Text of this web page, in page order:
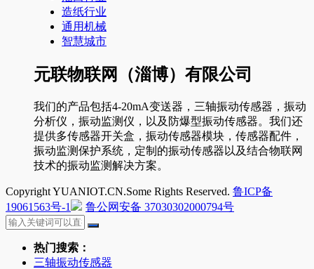
造纸行业
通用机械
智慧城市
元联物联网（淄博）有限公司
我们的产品包括4-20mA变送器，三轴振动传感器，振动
分析仪，振动监测仪，以及防爆型振动传感器。我们还
提供多传感器开关盒，振动传感器模块，传感器配件，
振动监测保护系统，定制的振动传感器以及结合物联网
技术的振动监测解决方案。
Copyright YUANIOT.CN.Some Rights Reserved. 鲁ICP备
19061563号-1
鲁公网安备 37030302000794号
热门搜索：
三轴振动传感器